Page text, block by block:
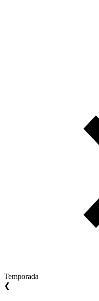
Temporada
❮